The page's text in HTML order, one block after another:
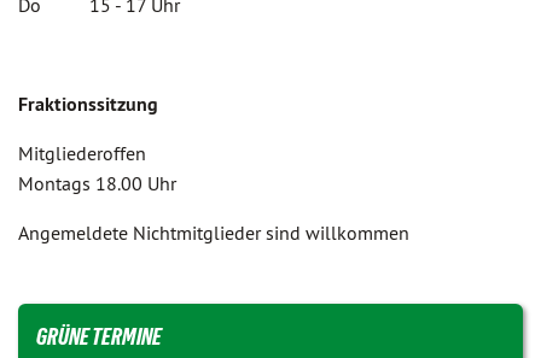
Do 15 - 17 Uhr
Fraktionssitzung
Mitgliederoffen
Montags 18.00 Uhr
Angemeldete Nichtmitglieder sind willkommen
GRÜNE TERMINE